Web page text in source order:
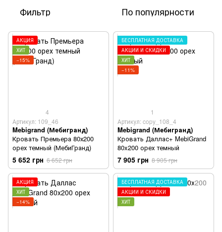
Фильтр По популярности
АКЦИЯ
ХИТ
−15%
4
Артикул: 109_46
Mebigrand (Мебигранд)
Кровать Премьера 80х200
орех темный (МебиГранд)
5 652 грн 6 652 грн
БЕСПЛАТНАЯ ДОСТАВКА
АКЦИИ И СКИДКИ
ХИТ
−11%
1
Артикул: copy_108_4
Mebigrand (Мебигранд)
Кровать Даллас+ MebiGrand
80x200 орех темный
7 905 грн 8 905 грн
АКЦИЯ
ХИТ
−14%
БЕСПЛАТНАЯ ДОСТАВКА
АКЦИИ И СКИДКИ
ХИТ